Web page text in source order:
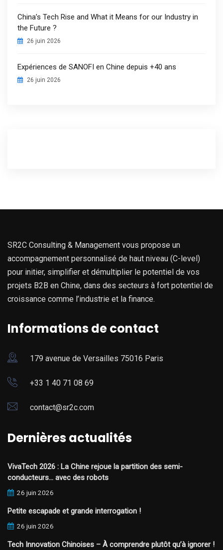
China’s Tech Rise and What it Means for our Industry in
the Future ?
26 juin 2026
Expériences de SANOFI en Chine depuis +40 ans
26 juin 2026
SR2C Consulting & Management vous propose un
accompagnement personnalisé de haut niveau (C-level)
pour initier, simplifier et démultiplier le potentiel de vos
projets B2B en Chine, dans des secteurs à fort potentiel de
croissance comme l’industrie et la finance.
Informations de contact
179 avenue de Versailles 75016 Paris
+33 1 40 71 08 69
contact@sr2c.com
Dernières actualités
VivaTech 2026 : La Chine rejoue la partition des semi-
conducteurs… avec des robots
26 juin 2026
Petite escapade et grande interrogation !
26 juin 2026
Tech Innovation Chinoises – À comprendre plutôt qu’à ignorer !